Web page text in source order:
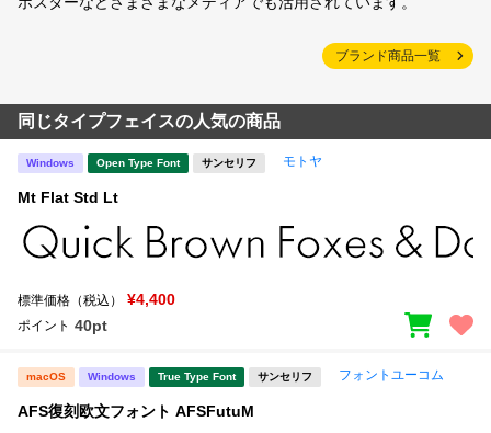
ブランド商品一覧
同じタイプフェイスの人気の商品
Windows Open Type Font サンセリフ モトヤ
Mt Flat Std Lt
標準価格（税込） ¥4,400
ポイント 40pt
macOS Windows True Type Font サンセリフ フォントユーコム
AFS復刻欧文フォント AFSFutuM